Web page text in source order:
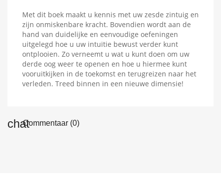
Met dit boek maakt u kennis met uw zesde zintuig en
zijn onmiskenbare kracht. Bovendien wordt aan de
hand van duidelijke en eenvoudige oefeningen
uitgelegd hoe u uw intuïtie bewust verder kunt
ontplooien. Zo verneemt u wat u kunt doen om uw
derde oog weer te openen en hoe u hiermee kunt
vooruitkijken in de toekomst en terugreizen naar het
verleden. Treed binnen in een nieuwe dimensie!
Commentaar (0)